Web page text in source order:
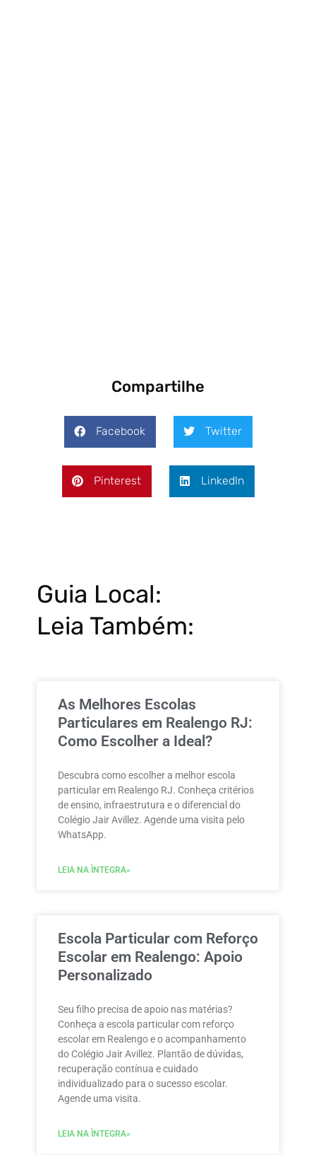
Compartilhe
Facebook Twitter
Pinterest LinkedIn
Guia Local:
Leia Também:
As Melhores Escolas
Particulares em Realengo RJ:
Como Escolher a Ideal?
Descubra como escolher a melhor escola
particular em Realengo RJ. Conheça critérios
de ensino, infraestrutura e o diferencial do
Colégio Jair Avillez. Agende uma visita pelo
WhatsApp.
LEIA NA ÌNTEGRA»
Escola Particular com Reforço
Escolar em Realengo: Apoio
Personalizado
Seu filho precisa de apoio nas matérias?
Conheça a escola particular com reforço
escolar em Realengo e o acompanhamento
do Colégio Jair Avillez. Plantão de dúvidas,
recuperação contínua e cuidado
individualizado para o sucesso escolar.
Agende uma visita.
LEIA NA ÌNTEGRA»